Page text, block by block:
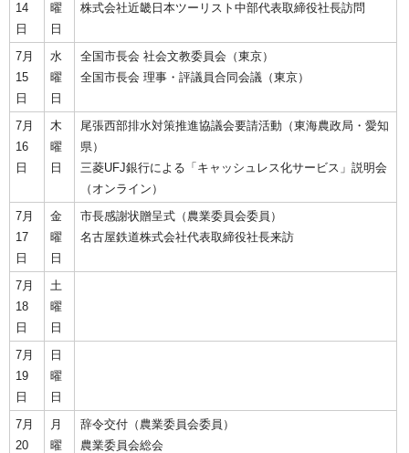
14
日
曜
日
株式会社近畿日本ツーリスト中部代表取締役社長訪問
7月
15
日
水
曜
日
全国市長会 社会文教委員会（東京）
全国市長会 理事・評議員合同会議（東京）
7月
16
日
木
曜
日
尾張西部排水対策推進協議会要請活動（東海農政局・愛知
県）
三菱UFJ銀行による「キャッシュレス化サービス」説明会
（オンライン）
7月
17
日
金
曜
日
市長感謝状贈呈式（農業委員会委員）
名古屋鉄道株式会社代表取締役社長来訪
7月
18
日
土
曜
日
7月
19
日
日
曜
日
7月
20
月
曜
辞令交付（農業委員会委員）
農業委員会総会